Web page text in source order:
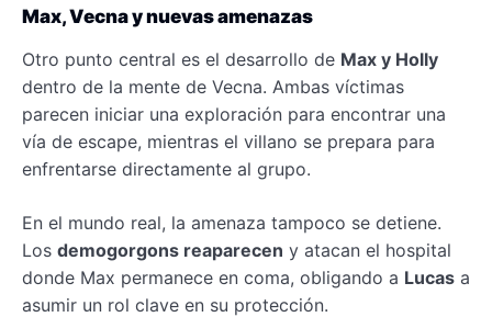
Max, Vecna y nuevas amenazas
Otro punto central es el desarrollo de Max y Holly
dentro de la mente de Vecna. Ambas víctimas
parecen iniciar una exploración para encontrar una
vía de escape, mientras el villano se prepara para
enfrentarse directamente al grupo.
En el mundo real, la amenaza tampoco se detiene.
Los demogorgons reaparecen y atacan el hospital
donde Max permanece en coma, obligando a Lucas a
asumir un rol clave en su protección.